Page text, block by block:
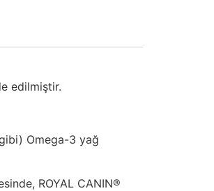
edilmiştir.
Omega-3 yağ
ROYAL CANIN®